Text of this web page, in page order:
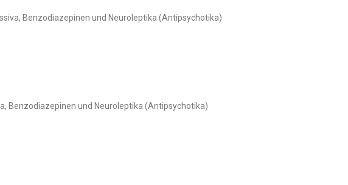
Benzodiazepinen und Neuroleptika (Antipsychotika)
Benzodiazepinen und Neuroleptika (Antipsychotika)